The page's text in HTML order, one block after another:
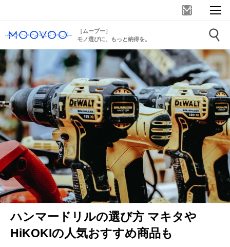
［ムーブー］
モノ選びに、もっと納得を。
ハンマードリルの選び方 マキタや
HiKOKIの人気おすすめ商品も